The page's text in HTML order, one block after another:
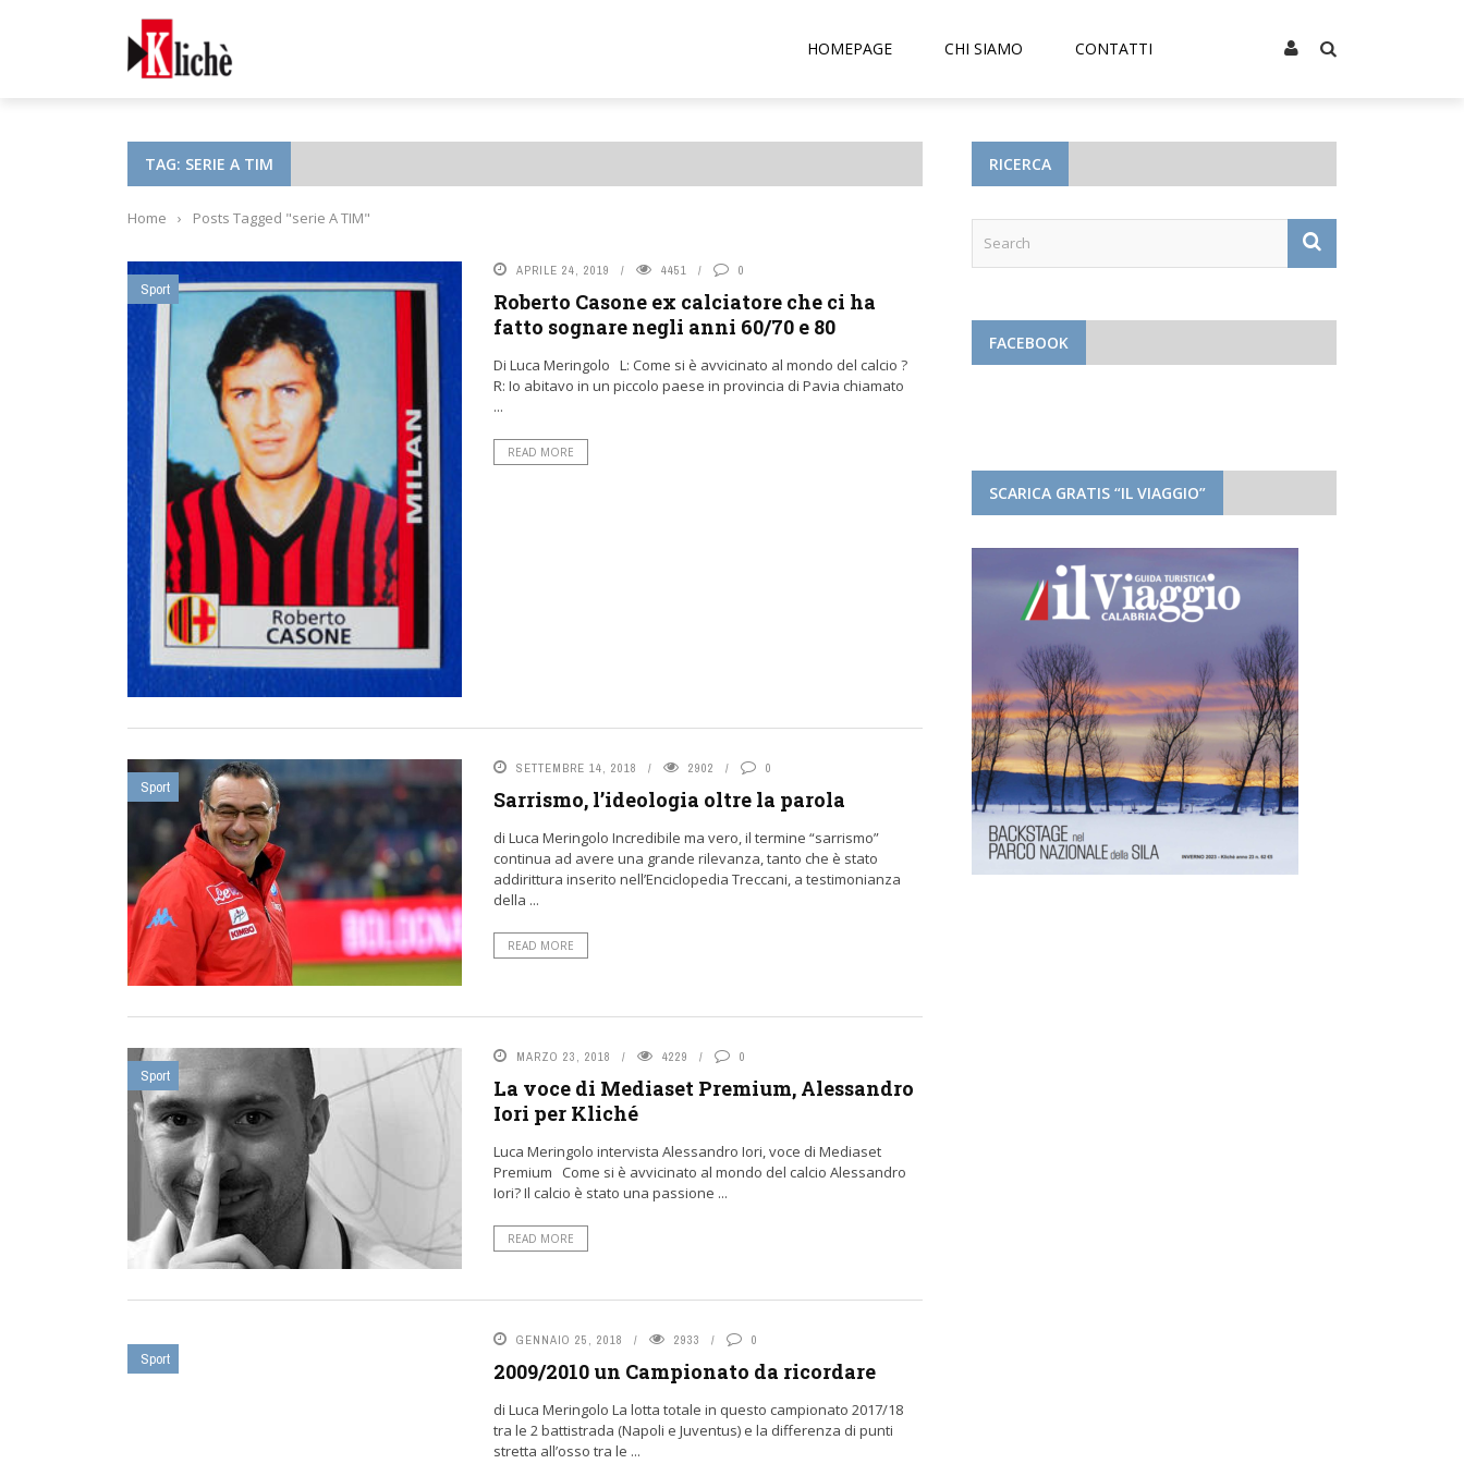
HOMEPAGE CHI SIAMO CONTATTI
TAG: SERIE A TIM
Home › Posts Tagged "serie A TIM"
Sport
APRILE 24, 2019 4451 0
Roberto Casone ex calciatore che ci ha
fatto sognare negli anni 60/70 e 80
Di Luca Meringolo L: Come si è avvicinato al mondo del calcio ?
R: Io abitavo in un piccolo paese in provincia di Pavia chiamato
...
READ MORE
Sport
SETTEMBRE 14, 2018 2902 0
Sarrismo, l’ideologia oltre la parola
di Luca Meringolo Incredibile ma vero, il termine “sarrismo”
continua ad avere una grande rilevanza, tanto che è stato
addirittura inserito nell’Enciclopedia Treccani, a testimonianza
della ...
READ MORE
Sport
MARZO 23, 2018 4229 0
La voce di Mediaset Premium, Alessandro
Iori per Kliché
Luca Meringolo intervista Alessandro Iori, voce di Mediaset
Premium Come si è avvicinato al mondo del calcio Alessandro
Iori? Il calcio è stato una passione ...
READ MORE
Sport
GENNAIO 25, 2018 2933 0
2009/2010 un Campionato da ricordare
di Luca Meringolo La lotta totale in questo campionato 2017/18
tra le 2 battistrada (Napoli e Juventus) e la differenza di punti
stretta all’osso tra le ...
RICERCA
FACEBOOK
SCARICA GRATIS “IL VIAGGIO”